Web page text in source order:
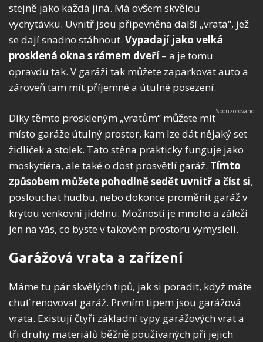
stejně jako každá jiná. Má ovšem skvělou
vychytávku. Uvnitř jsou připevněna další „vrata“, jež
se dají snadno stáhnout. Vypadají jako velká
prosklená okna s rámem dveří– a je tomu
opravdu tak. V garáži tak můžete zaparkovat auto a
zároveň tam mít příjemné a útulné posezení.
Díky těmto proskleným „vratům“ můžete mít
místo garáže útulný prostor, kam lze dát nějaký set
židliček a stolek. Tato stěna prakticky funguje jako
moskytiéra, ale také o dost prosvětlí garáž. Tímto
způsobem můžete pohodlně sedět uvnitř a číst si,
poslouchat hudbu, nebo dokonce proměnit garáž v
krytou venkovní jídelnu. Možností je mnoho a záleží
jen na vás, co byste v takovém prostoru vymysleli.
Garážová vrata a zařízení
Máme tu pár skvělých tipů, jak si poradit, když máte
chuť renovovat garáž. Prvním tipem jsou garážová
vrata. Existují čtyři základní typy garážových vrat a
tři druhy materiálů běžně používaných při jejich